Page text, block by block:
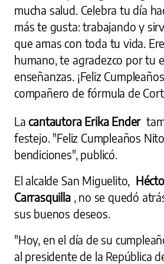
mucha salud. Celebra tu día
más te gusta: trabajando y
que amas con toda tu vida.
humano, te agradezco por tu
enseñanzas. ¡Feliz
compañero de fórmula de
La cantautora Erika Ender
festejo. "Feliz Cumpleaños
bendiciones", publicó.
El alcalde San Miguelito,
Carrasquilla , no se quedó
sus buenos deseos.
"Hoy, en el día de su
al presidente de la República